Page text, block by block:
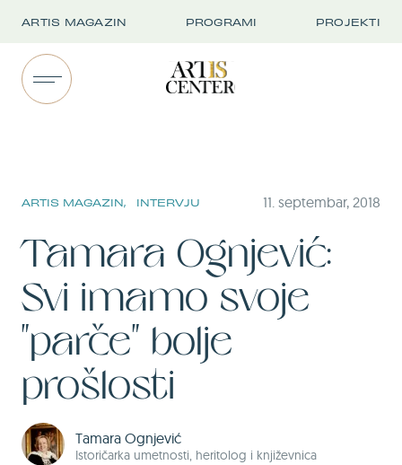
ARTIS MAGAZIN PROGRAMI PROJEKTI
ARTIS MAGAZIN, INTERVJU 11. septembar, 2018
Tamara Ognjević:
Svi imamo svoje
"parče" bolje
prošlosti
Tamara Ognjević
Istoričarka umetnosti, heritolog i književnica